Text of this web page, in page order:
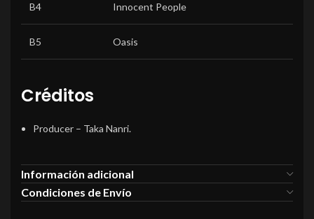
B4 Innocent People
B5 Oasis
Créditos
Producer – Taka Nanri.
Información adicional
Condiciones de Envío